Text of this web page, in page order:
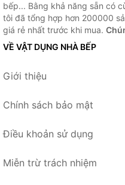
bếp... Bằng khả năng sẵn có
tôi đã tổng hợp hơn 200000
giá rẻ nhất trước khi mua.
VỀ VẬT DỤNG NHÀ BẾP
Giới thiệu
Chính sách bảo mật
Điều khoản sử dụng
Miễn trừ trách nhiệm